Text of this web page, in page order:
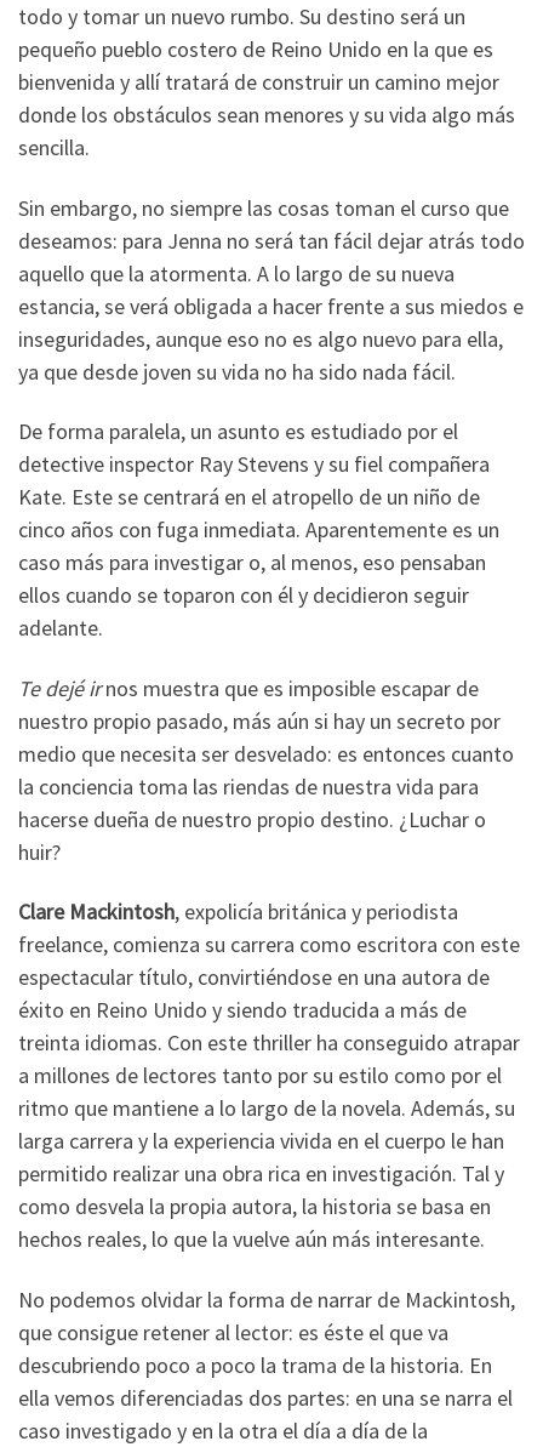
todo y tomar un nuevo rumbo. Su destino será un
pequeño pueblo costero de Reino Unido en la que es
bienvenida y allí tratará de construir un camino mejor
donde los obstáculos sean menores y su vida algo más
sencilla.
Sin embargo, no siempre las cosas toman el curso que
deseamos: para Jenna no será tan fácil dejar atrás todo
aquello que la atormenta. A lo largo de su nueva
estancia, se verá obligada a hacer frente a sus miedos e
inseguridades, aunque eso no es algo nuevo para ella,
ya que desde joven su vida no ha sido nada fácil.
De forma paralela, un asunto es estudiado por el
detective inspector Ray Stevens y su fiel compañera
Kate. Este se centrará en el atropello de un niño de
cinco años con fuga inmediata. Aparentemente es un
caso más para investigar o, al menos, eso pensaban
ellos cuando se toparon con él y decidieron seguir
adelante.
Te dejé irnos muestra que es imposible escapar de
nuestro propio pasado, más aún si hay un secreto por
medio que necesita ser desvelado: es entonces cuanto
la conciencia toma las riendas de nuestra vida para
hacerse dueña de nuestro propio destino. ¿Luchar o
huir?
Clare Mackintosh, expolicía británica y periodista
freelance, comienza su carrera como escritora con este
espectacular título, convirtiéndose en una autora de
éxito en Reino Unido y siendo traducida a más de
treinta idiomas. Con este thriller ha conseguido atrapar
a millones de lectores tanto por su estilo como por el
ritmo que mantiene a lo largo de la novela. Además, su
larga carrera y la experiencia vivida en el cuerpo le han
permitido realizar una obra rica en investigación. Tal y
como desvela la propia autora, la historia se basa en
hechos reales, lo que la vuelve aún más interesante.
No podemos olvidar la forma de narrar de Mackintosh,
que consigue retener al lector: es éste el que va
descubriendo poco a poco la trama de la historia. En
ella vemos diferenciadas dos partes: en una se narra el
caso investigado y en la otra el día a día de la